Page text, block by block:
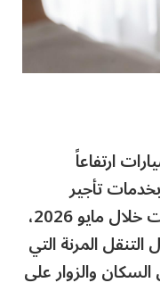
ارتفاعاً
تأجير
السيارات اليومية في دولة الإمارات خلال مايو 2026،
المرنة التي
والزوار على